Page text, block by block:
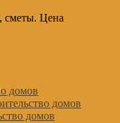
сметы. Цена
домов
домов
домов